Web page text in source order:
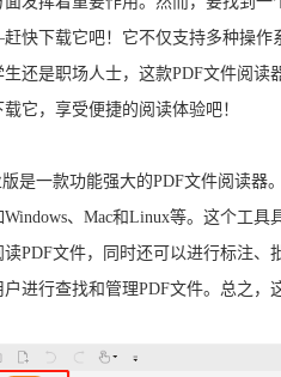
快下载它吧！它不仅支持多种操作
还是职场人士，这款PDF文件阅
它，享受便捷的阅读体验吧！
是一款功能强大的PDF文件阅读
、Mac和Linux等。这个工
PDF文件，同时还可以进行标注、
进行查找和管理PDF文件。总之